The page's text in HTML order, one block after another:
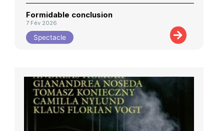
Formidable conclusion
7 Fév 2026
Spectacle